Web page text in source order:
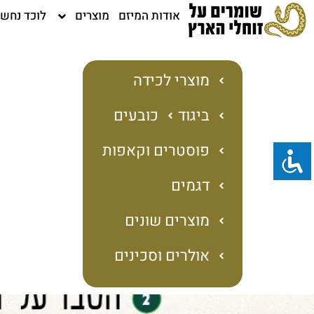
דילוג
לתוכן
אודות המיזם מוצרים לוכד
מוצרי לכידה
ביגוד
כובעים
פוסטרים וקאפות
דגמים
מוצרים שונים
אולרים וסכינים